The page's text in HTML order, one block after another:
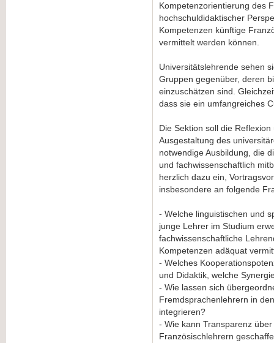
Kompetenzorientierung des
hochschuldidaktischer
Kompetenzen künftige
vermittelt werden können.
Universitätslehrende sehen
Gruppen gegenüber, deren
einzuschätzen sind.
dass sie ein umfangreiches
Die Sektion soll die
Ausgestaltung des
notwendige Ausbildung, die
und fachwissenschaftlich
herzlich dazu ein,
insbesondere an folgende
- Welche linguistischen und
junge Lehrer im Studium
fachwissenschaftliche
Kompetenzen adäquat
- Welches
und Didaktik, welche
- Wie lassen sich
Fremdsprachenlehrern in
integrieren?
- Wie kann Transparenz
Französischlehrern